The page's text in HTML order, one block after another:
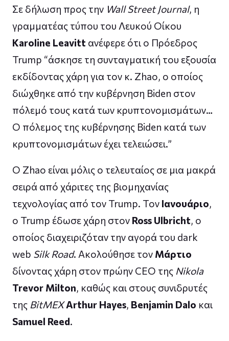
Σε δήλωση προς την Wall Street Journal, η
γραμματέας τύπου του Λευκού Οίκου
Karoline Leavitt ανέφερε ότι ο Πρόεδρος
Trump “άσκησε τη συνταγματική του εξουσία
εκδίδοντας χάρη για τον κ. Zhao, ο οποίος
διώχθηκε από την κυβέρνηση Biden στον
πόλεμό τους κατά των κρυπτονομισμάτων…
Ο πόλεμος της κυβέρνησης Biden κατά των
κρυπτονομισμάτων έχει τελειώσει.”
Ο Zhao είναι μόλις ο τελευταίος σε μια μακρά
σειρά από χάριτες της βιομηχανίας
τεχνολογίας από τον Trump. Τον Ιανουάριο,
ο Trump έδωσε χάρη στον Ross Ulbricht, ο
οποίος διαχειριζόταν την αγορά του dark
web Silk Road. Ακολούθησε τον Μάρτιο
δίνοντας χάρη στον πρώην CEO της Nikola
Trevor Milton, καθώς και στους συνιδρυτές
της BitMEXArthur Hayes, Benjamin Dalo και
Samuel Reed.